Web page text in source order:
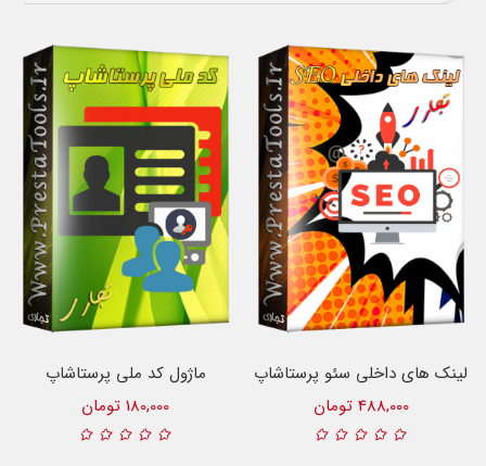
ماژول کد ملی پرستاشاپ
180,000 تومان
لینک های داخلی سئو پرستاشاپ
488,000 تومان